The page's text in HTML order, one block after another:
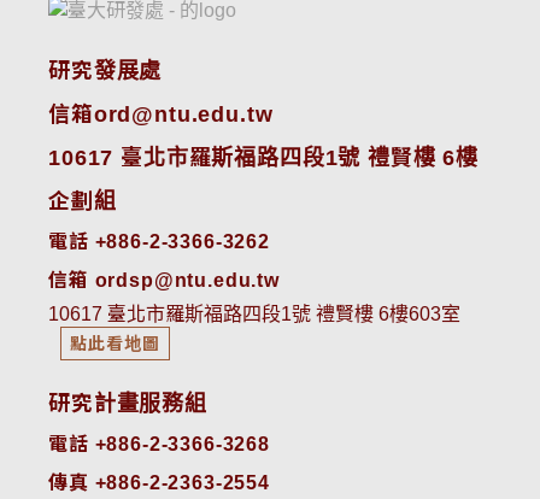
研究發展處
信箱ord@ntu.edu.tw
10617 臺北市羅斯福路四段1號 禮賢樓 6樓
企劃組
電話 +886-2-3366-3262
信箱 ordsp@ntu.edu.tw
10617 臺北市羅斯福路四段1號 禮賢樓 6樓603室
點此看地圖
研究計畫服務組
電話 +886-2-3366-3268
傳真 +886-2-2363-2554